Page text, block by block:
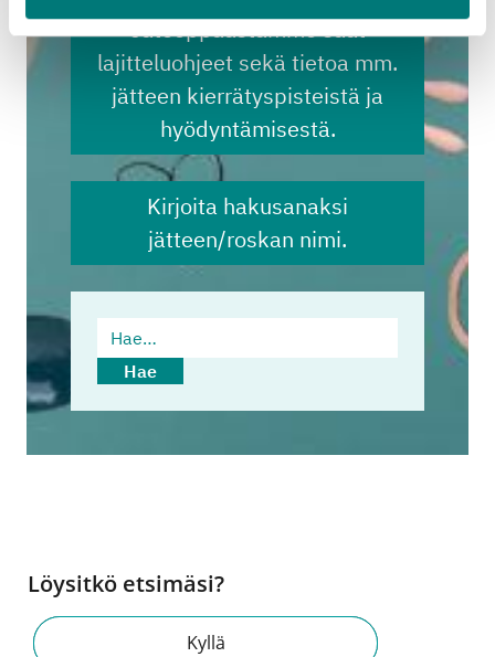
Jäteoppaastamme saat
lajitteluohjeet sekä tietoa mm.
jätteen kierrätyspisteistä ja
hyödyntämisestä.
Kirjoita hakusanaksi
jätteen/roskan nimi.
Hae…
Hae
Löysitkö etsimäsi?
Kyllä